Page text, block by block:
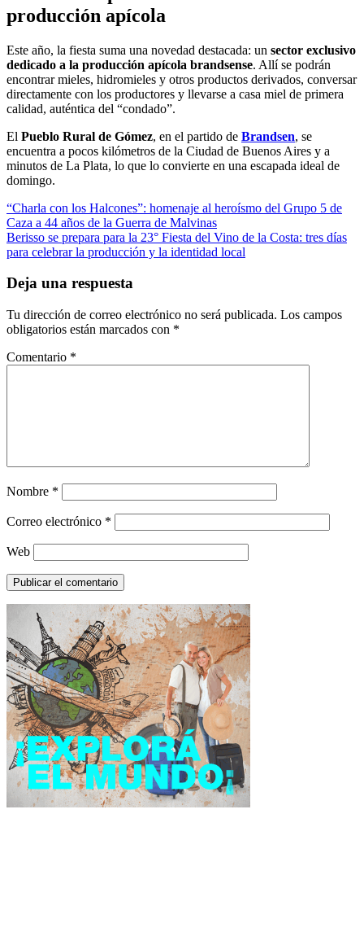
producción apícola
Este año, la fiesta suma una novedad destacada: un sector exclusivo
dedicado a la producción apícola brandsense. Allí se podrán
encontrar mieles, hidromieles y otros productos derivados, conversar
directamente con los productores y llevarse a casa miel de primera
calidad, auténtica del “condado”.
El Pueblo Rural de Gómez, en el partido de Brandsen, se
encuentra a pocos kilómetros de la Ciudad de Buenos Aires y a
minutos de La Plata, lo que lo convierte en una escapada ideal de
domingo.
Navegación
de
entradas
“Charla con los Halcones”: homenaje al heroísmo del Grupo 5 de
Caza a 44 años de la Guerra de Malvinas
Berisso se prepara para la 23° Fiesta del Vino de la Costa: tres días
para celebrar la producción y la identidad local
Deja una respuesta
Tu dirección de correo electrónico no será publicada. Los campos
obligatorios están marcados con *
Comentario *
Nombre *
Correo electrónico *
Web